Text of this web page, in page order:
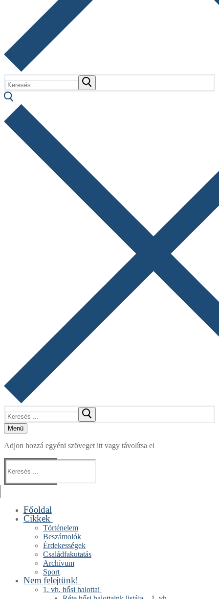
Menü
Adjon hozzá egyéni szöveget itt vagy távolítsa el
Keresése:
Főoldal
Cikkek
Történelem
Beszámolók
Érdekességek
Családfakutatás
Archívum
Sport
Nem felejtünk!
1. vh. hősi halottai